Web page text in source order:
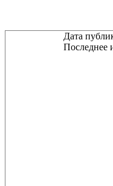
Дата
Последнее